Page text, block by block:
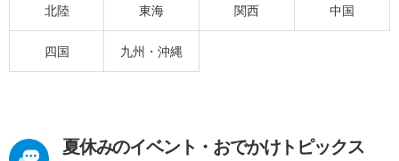
北陸 東海 関西 中国
四国 九州・沖縄
夏休みのイベント・おでかけトピックス